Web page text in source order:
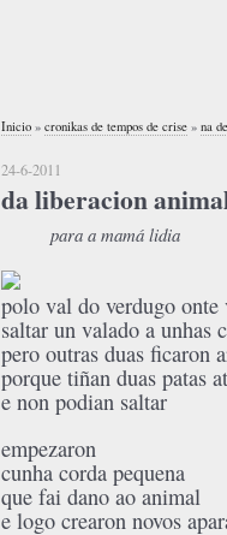
Inicio » cronikas de tempos de crise » na
24-6-2011
da liberacion
para a mamá lidia
polo val do verdugo onte
saltar un valado a unhas
pero outras duas ficaron
porque tiñan duas patas
e non podian saltar
empezaron
cunha corda pequena
que fai dano ao animal
e logo crearon novos